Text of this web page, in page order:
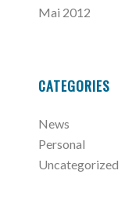
Mai 2012
CATEGORIES
News
Personal
Uncategorized